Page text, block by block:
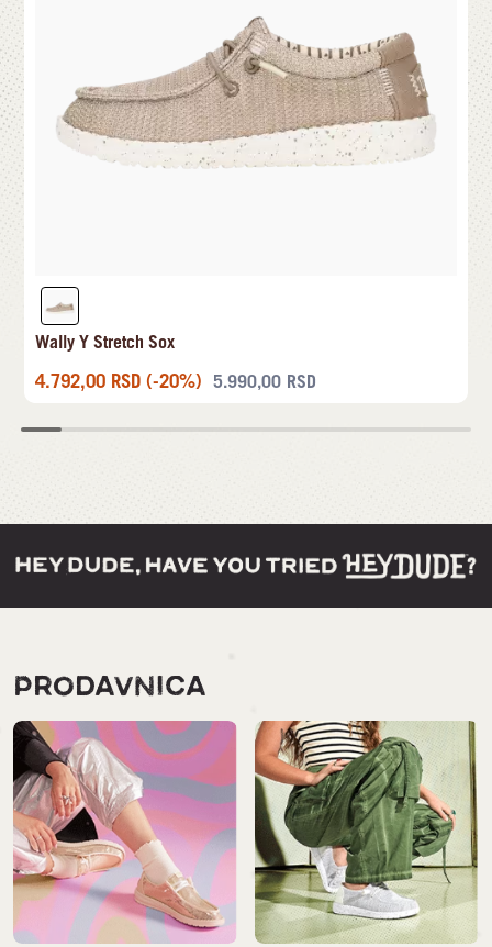
Wally Y Stretch Sox
4.792,00 RSD (-20%) 5.990,00 RSD
PRODAVNICA